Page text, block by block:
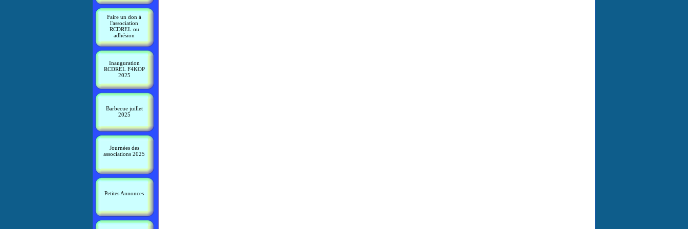
Faire un don à
l'association
RCDREL ou
adhésion
Inauguration
RCDREL F4KOP
2025
Barbecue juillet
2025
Journées des
associations 2025
Petites Annonces